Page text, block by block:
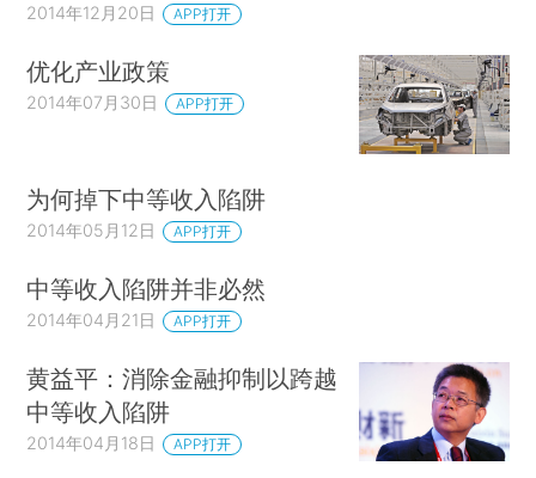
2014年12月20日 APP打开
优化产业政策
2014年07月30日 APP打开
为何掉下中等收入陷阱
2014年05月12日 APP打开
中等收入陷阱并非必然
2014年04月21日 APP打开
黄益平：消除金融抑制以跨越
中等收入陷阱
2014年04月18日 APP打开